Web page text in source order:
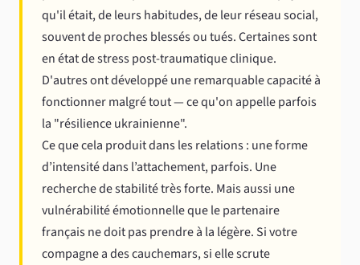
qu'il était, de leurs habitudes, de leur réseau social,
souvent de proches blessés ou tués. Certaines sont
en état de stress post-traumatique clinique.
D'autres ont développé une remarquable capacité à
fonctionner malgré tout — ce qu'on appelle parfois
la "résilience ukrainienne".
Ce que cela produit dans les relations : une forme
d’intensité dans l’attachement, parfois. Une
recherche de stabilité très forte. Mais aussi une
vulnérabilité émotionnelle que le partenaire
français ne doit pas prendre à la légère. Si votre
compagne a des cauchemars, si elle scrute